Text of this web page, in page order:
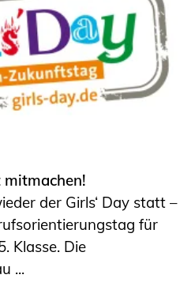
mitmachen!
der Girls‘ Day statt –
für
Klasse. Die
...